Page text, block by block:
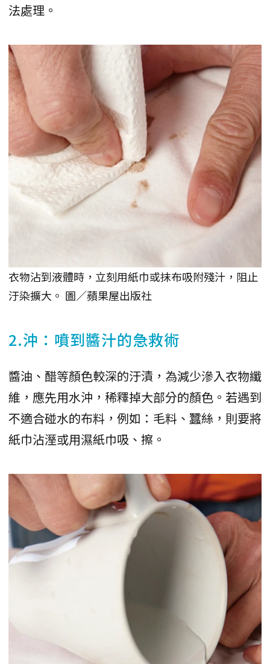
法處理。
衣物沾到液體時，立刻用紙巾或抹布吸附殘汁，阻止
汙染擴大。 圖／蘋果屋出版社
2.沖：噴到醬汁的急救術
醬油、醋等顏色較深的汙漬，為減少滲入衣物纖
維，應先用水沖，稀釋掉大部分的顏色。若遇到
不適合碰水的布料，例如：毛料、蠶絲，則要將
紙巾沾溼或用濕紙巾吸、擦。